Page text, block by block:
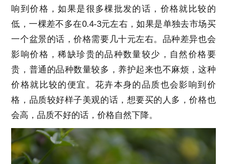
响到价格，如果是很多棵批发的话，价格就比较的
低，一棵差不多在0.4-3元左右，如果是单独去市场买
一个盆景的话，价格需要几十元左右。品种差异也会
影响价格，稀缺珍贵的品种数量较少，自然价格要
贵，普通的品种数量较多，养护起来也不麻烦，这种
价格就比较的便宜。花卉本身的品质也会影响到价
格，品质较好样子美观的话，想要买的人多，价格也
会高，品质不好的话，价格自然下降。